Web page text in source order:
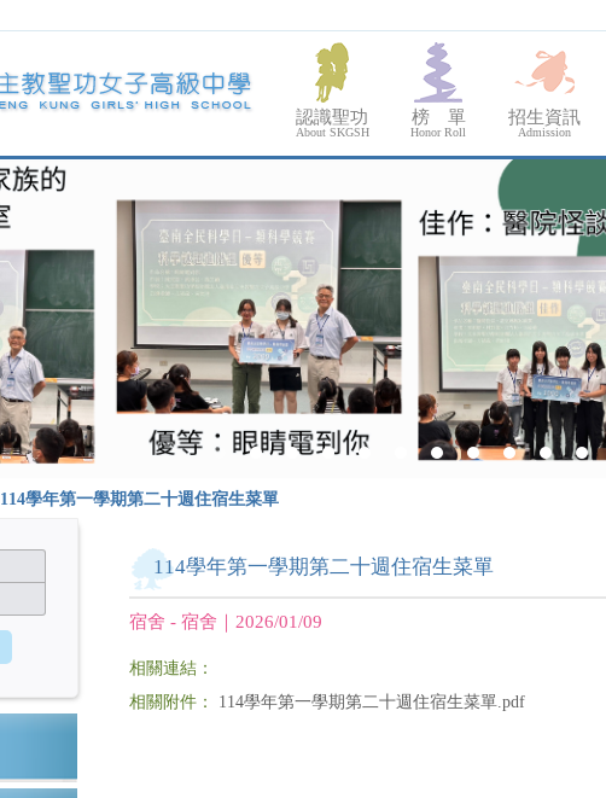
認識聖功
About SKGSH
榜 單
Honor Roll
招生資訊
Admission
114學年第一學期第二十週住宿生菜單
114學年第一學期第二十週住宿生菜單
宿舍 - 宿舍｜2026/01/09
相關連結：
相關附件： 114學年第一學期第二十週住宿生菜單.pdf